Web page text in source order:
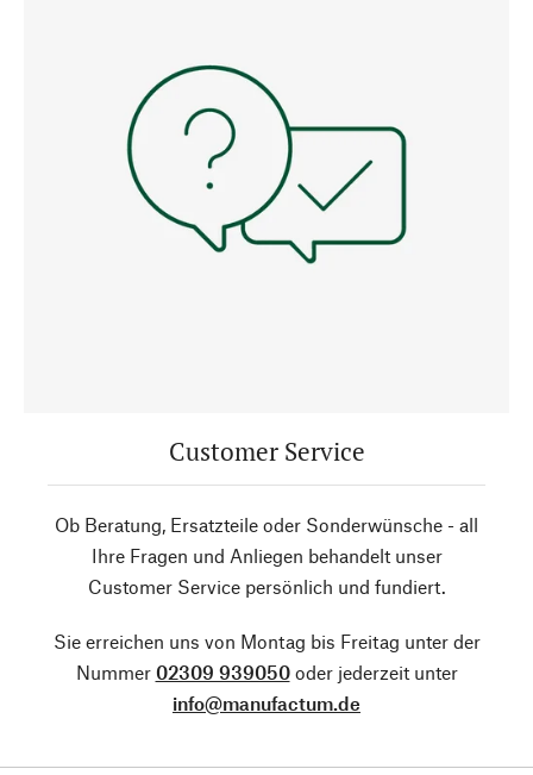
Customer Service
Ob Beratung, Ersatzteile oder Sonderwünsche - all
Ihre Fragen und Anliegen behandelt unser
Customer Service persönlich und fundiert.
Sie erreichen uns von Montag bis Freitag unter der
Nummer 02309 939050oder jederzeit unter
info@manufactum.de